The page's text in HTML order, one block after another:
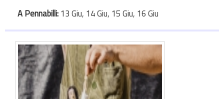
A Pennabilli: 13 Giu, 14 Giu, 15 Giu, 16 Giu